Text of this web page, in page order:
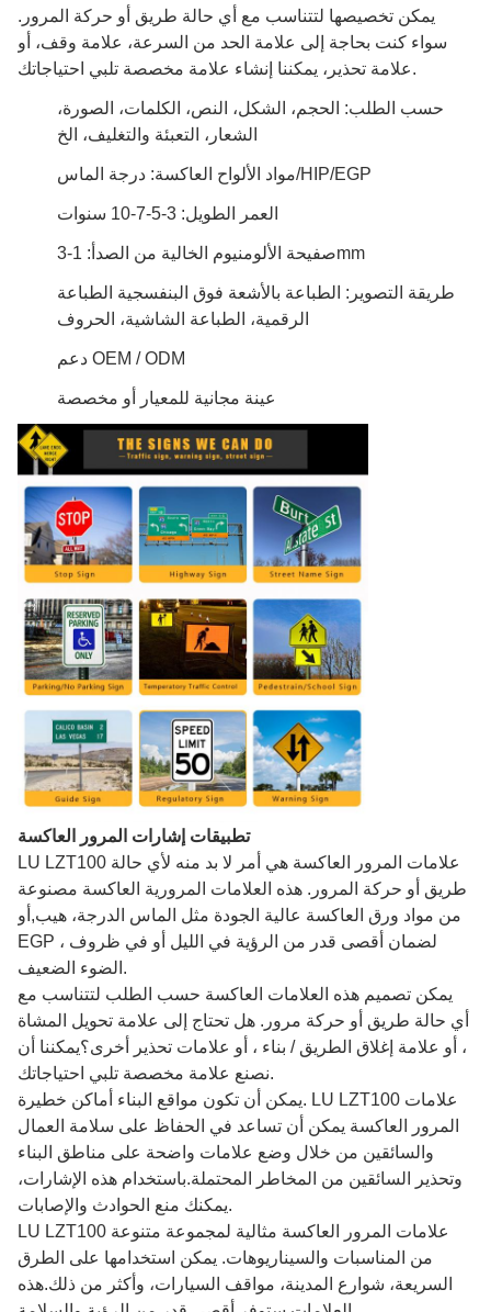
يمكن تخصيصها لتتناسب مع أي حالة طريق أو حركة المرور.
سواء كنت بحاجة إلى علامة الحد من السرعة، علامة وقف، أو
علامة تحذير، يمكننا إنشاء علامة مخصصة تلبي احتياجاتك.
حسب الطلب: الحجم، الشكل، النص، الكلمات، الصورة،
الشعار، التعبئة والتغليف، الخ
مواد الألواح العاكسة: درجة الماس/HIP/EGP
العمر الطويل: 3-5-7-10 سنوات
صفيحة الألومنيوم الخالية من الصدأ: 1-3mm
طريقة التصوير: الطباعة بالأشعة فوق البنفسجية الطباعة
الرقمية، الطباعة الشاشية، الحروف
دعم OEM / ODM
عينة مجانية للمعيار أو مخصصة
تطبيقات إشارات المرور العاكسة
LU LZT100 علامات المرور العاكسة هي أمر لا بد منه لأي حالة
طريق أو حركة المرور. هذه العلامات المرورية العاكسة مصنوعة
من مواد ورق العاكسة عالية الجودة مثل الماس الدرجة، هيب,أو
EGP ، لضمان أقصى قدر من الرؤية في الليل أو في ظروف
يمكن تصميم هذه العلامات العاكسة حسب الطلب لتتناسب مع
أي حالة طريق أو حركة مرور. هل تحتاج إلى علامة تحويل المشاة
، أو علامة إغلاق الطريق / بناء ، أو علامات تحذير أخرى؟يمكننا أن
يمكن أن تكون مواقع البناء أماكن خطيرة. LU LZT100 علامات
المرور العاكسة يمكن أن تساعد في الحفاظ على سلامة العمال
والسائقين من خلال وضع علامات واضحة على مناطق البناء
وتحذير السائقين من المخاطر المحتملة.باستخدام هذه الإشارات،
LU LZT100 علامات المرور العاكسة مثالية لمجموعة متنوعة
من المناسبات والسيناريوهات. يمكن استخدامها على الطرق
السريعة، شوارع المدينة، مواقف السيارات، وأكثر من ذلك.هذه